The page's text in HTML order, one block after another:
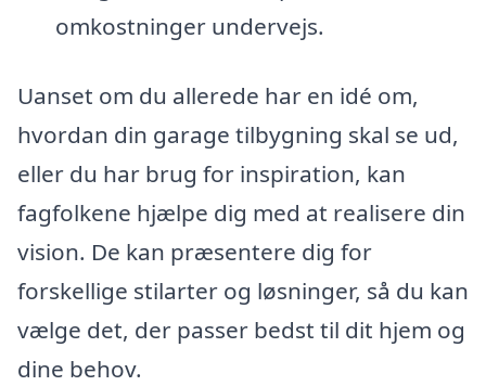
omkostninger undervejs.
Uanset om du allerede har en idé om,
hvordan din garage tilbygning skal se ud,
eller du har brug for inspiration, kan
fagfolkene hjælpe dig med at realisere din
vision. De kan præsentere dig for
forskellige stilarter og løsninger, så du kan
vælge det, der passer bedst til dit hjem og
dine behov.